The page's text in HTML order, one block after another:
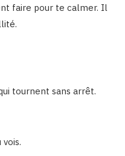
faire pour te calmer. Il
tournent sans arrêt.